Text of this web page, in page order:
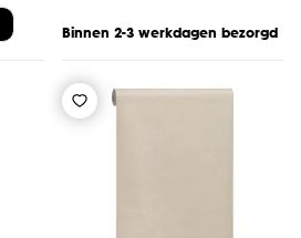
Binnen 2-3 werkdagen bezorgd